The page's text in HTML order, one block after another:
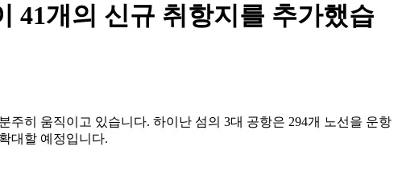
41개의 신규 취항지를 추가했습
히 움직이고 있습니다. 하이난 섬의 3대 공항은 294개 노선을 운항
대할 예정입니다.